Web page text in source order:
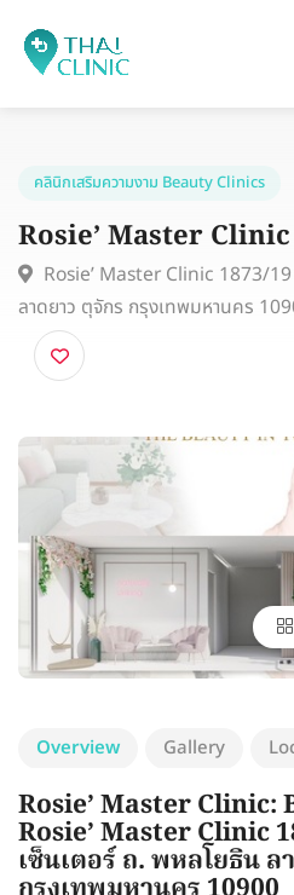
คลินิกเสริมความงาม Beauty Clinics
Rosie’ Master
Rosie’ Master Clinic
ลาดยาว ตุจักร กรุงเทพมหานคร
Overview Gallery
Rosie’ Master Clinic:
Rosie’ Master Clinic
เซ็นเตอร์ ถ. พหลโยธิน ล